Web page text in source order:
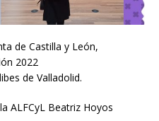
de Castilla y León,
2022
de Valladolid.
ALFCyL Beatriz Hoyos